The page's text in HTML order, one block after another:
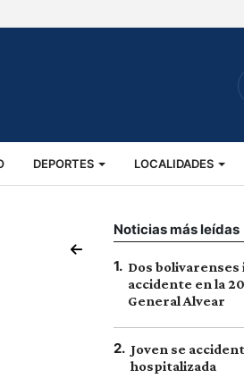
DEPORTES LOCALIDADES
Noticias más leídas
1. Dos
accidente en la
General Alvear
2. Joven se
hospitalizada